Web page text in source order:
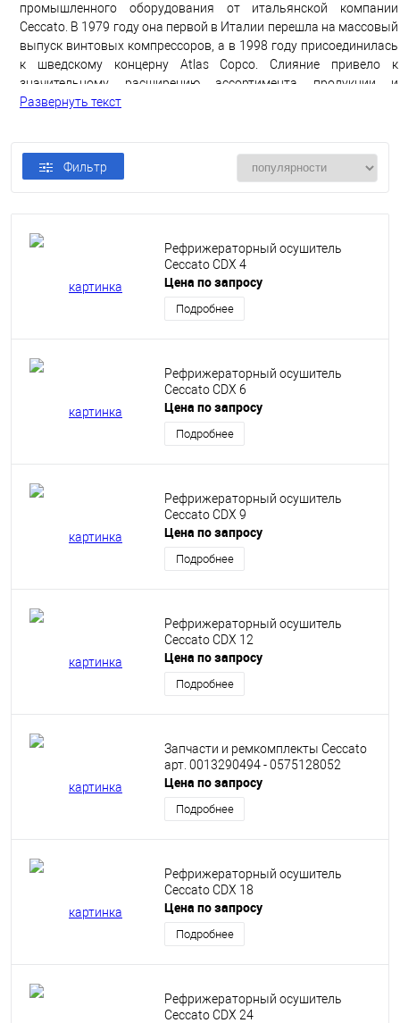
промышленного оборудования от итальянской компании
Ceccato. В 1979 году она первой в Италии перешла на массовый
выпуск винтовых компрессоров, а в 1998 году присоединилась
к шведскому концерну Atlas Copco. Слияние привело к
значительному расширению ассортимента продукции и
модернизации производственных мощностей. Благодаря этому
рынке, включая Россию и страны СНГ.
«Чеккато» – сделано в Европе
производственные мощности в странах Европы – Италии,
Бельгии и Германии. Благодаря этому продукция бренда
соответствует жестким стандартам ЕС по всем критериям:
высокая энергоэффективность;
новейшая система управления и т.д.
Несмотря на передовые разработки, оборудование Ceccato
отличается невысокими ценами. Это делает его еще более
популярным у клиентов ООО «ПромКомТех».
Развернуть текст
Фильтр
Рефрижераторный осушитель
Ceccato CDX 4
Цена по запросу
Подробнее
Рефрижераторный осушитель
Ceccato CDX 6
Цена по запросу
Подробнее
Рефрижераторный осушитель
Ceccato CDX 9
Цена по запросу
Подробнее
Рефрижераторный осушитель
Ceccato CDX 12
Цена по запросу
Подробнее
Запчасти и ремкомплекты Ceccato
арт. 0013290494 - 0575128052
Цена по запросу
Подробнее
Рефрижераторный осушитель
Ceccato CDX 18
Цена по запросу
Подробнее
Рефрижераторный осушитель
Ceccato CDX 24